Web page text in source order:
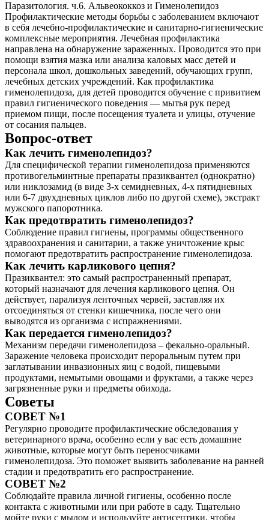
Паразитология. ч.6. Альвеококкоз и Гименолепидоз
Профилактические методы борьбы с заболеванием включают
в себя лечебно-профилактические и санитарно-гигиенические
комплексные мероприятия. Лечебная профилактика
направлена на обнаружение зараженных. Проводится это при
помощи взятия мазка или анализа каловых масс детей и
персонала школ, дошкольных заведений, обучающих групп,
лечебных детских учреждений. Как профилактика
гименолепидоза, для детей проводится обучение с привитием
правил гигиенического поведения — мытья рук перед
приемом пищи, после посещения туалета и улицы, отучение
от сосания пальцев.
Вопрос-ответ
Как лечить гименолепидоз?
Для специфической терапии гименолепидоза применяются
противогельминтные препараты празиквантел (однократно)
или никлозамид (в виде 3-х семидневных, 4-х пятидневных
или 6-7 двухдневных циклов либо по другой схеме), экстракт
мужского папоротника.
Как предотвратить гименолепидоз?
Соблюдение правил гигиены, программы общественного
здравоохранения и санитарии, а также уничтожение крыс
помогают предотвратить распространение гименолепидоза.
Как лечить карликового цепня?
Празиквантел: это самый распространенный препарат,
который назначают для лечения карликового цепня. Он
действует, парализуя ленточных червей, заставляя их
отсоединяться от стенки кишечника, после чего они
выводятся из организма с испражнениями.
Как передается гименолепидоз?
Механизм передачи гименолепидоза – фекально-оральный.
Заражение человека происходит пероральным путем при
заглатывании инвазионных яиц с водой, пищевыми
продуктами, немытыми овощами и фруктами, а также через
загрязненные руки и предметы обихода.
Советы
СОВЕТ №1
Регулярно проводите профилактические обследования у
ветеринарного врача, особенно если у вас есть домашние
животные, которые могут быть переносчиками
гименолепидоза. Это поможет выявить заболевание на ранней
стадии и предотвратить его распространение.
СОВЕТ №2
Соблюдайте правила личной гигиены, особенно после
контакта с животными или при работе в саду. Тщательно
мойте руки с мылом и используйте антисептики, чтобы